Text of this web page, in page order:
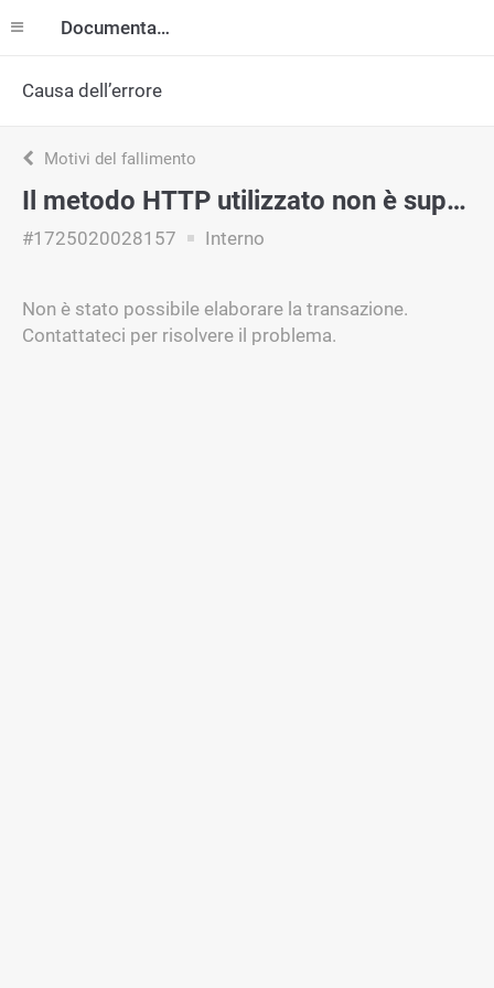
Documentazione
Causa dell’errore
Motivi del fallimento
Il metodo HTTP utilizzato non è supportato per questo URL.
#1725020028157 Interno
Non è stato possibile elaborare la transazione.
Contattateci per risolvere il problema.